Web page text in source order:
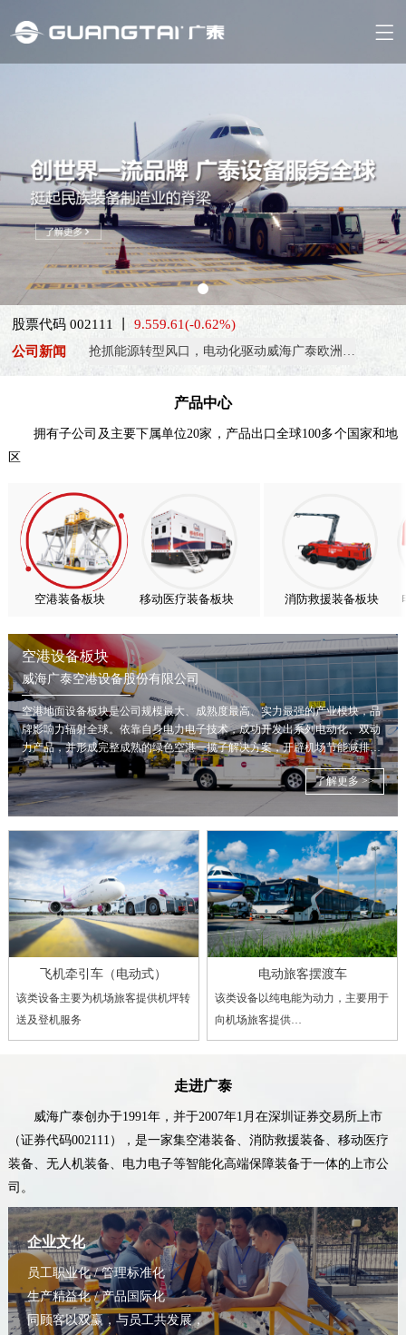
股票代码 002111 丨9.559.61(-0.62%)
公司新闻
喜报！威海广泰ESG评级荣获AAA级 可持续发展实力获权威…
抢抓能源转型风口，电动化驱动威海广泰欧洲业务腾飞
热烈庆祝中国共产党成立105周年！
扬帆出海，聚力同行｜广大航服开启国际化新征程
热烈庆祝中国共产党成立105周年！
亚太市场订单高速突破，威海广泰海外业务稳步进阶
扬帆出海，聚力同行｜广大航服开启国际化新征程
产品中心
拥有子公司及主要下属单位20家，产品出口全球100多个国家和地
区
空港装备板块 移动医疗装备板块 消防救援装备板块
空港设备板块
威海广泰空港设备股份有限公司
空港地面设备板块是公司规模最大、成熟度最高、实力最强的产业模块，品
牌影响力辐射全球。依靠自身电力电子技术，成功开发出系列电动化、双动
力产品，并形成完整成熟的绿色空港一揽子解决方案，开辟机场节能减排新
局面。
了解更多 >>
飞机牵引车（电动式）
该类设备主要为机场旅客提供机坪转
送及登机服务
电动旅客摆渡车
该类设备以纯电能为动力，主要用于
向机场旅客提供…
走进广泰
威海广泰创办于1991年，并于2007年1月在深圳证券交易所上市
（证券代码002111），是一家集空港装备、消防救援装备、移动医疗
装备、无人机装备、电力电子等智能化高端保障装备于一体的上市公
司。
企业文化
员工职业化 / 管理标准化
生产精益化 / 产品国际化
同顾客以双赢，与员工共发展，